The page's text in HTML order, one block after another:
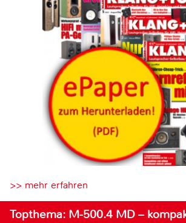
>> mehr erfahren
Topthema: M-500.4 MD –